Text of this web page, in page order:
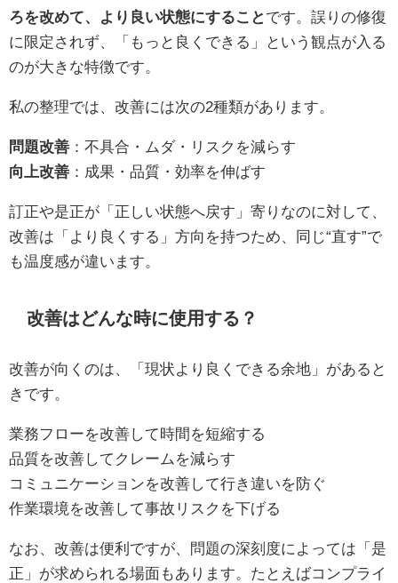
ろを改めて、より良い状態にすること です。誤りの修復
に限定されず、「もっと良くできる」という観点が入る
のが大きな特徴です。
私の整理では、改善には次の2種類があります。
問題改善 ：不具合・ムダ・リスクを減らす
向上改善 ：成果・品質・効率を伸ばす
訂正や是正が「正しい状態へ戻す」寄りなのに対して、
改善は「より良くする」方向を持つため、同じ“直す”で
も温度感が違います。
改善はどんな時に使用する？
改善が向くのは、「現状より良くできる余地」があると
きです。
業務フローを改善して時間を短縮する
品質を改善してクレームを減らす
コミュニケーションを改善して行き違いを防ぐ
作業環境を改善して事故リスクを下げる
なお、改善は便利ですが、問題の深刻度によっては「是
正」が求められる場面もあります。たとえばコンプライ